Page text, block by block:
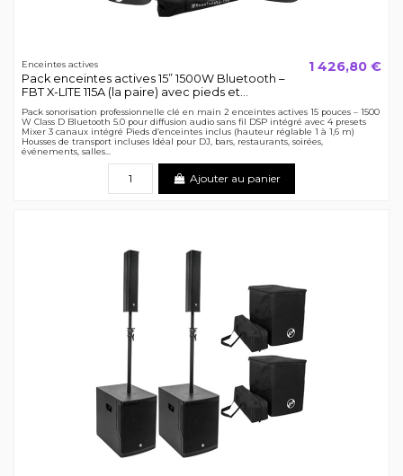
Enceintes actives
Pack enceintes actives 15” 1500W Bluetooth –
FBT X-LITE 115A (la paire) avec pieds et...
1 426,80 €
Pack sonorisation professionnelle clé en main 2 enceintes actives 15 pouces – 1500
W Class D Bluetooth 5.0 pour diffusion audio sans fil DSP intégré avec 4 presets
Mixer 3 canaux intégré Pieds d’enceintes inclus (hauteur réglable 1 à 1,6 m)
Housses de transport incluses Idéal pour DJ, bars, restaurants, soirées,
événements, salles...
Ajouter au panier